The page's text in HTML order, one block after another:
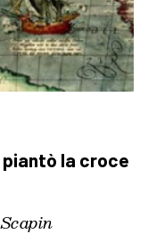
piantò la croce